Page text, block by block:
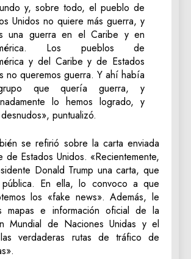
y, sobre todo, el pueblo de
Unidos no quiere más guerra, y
una guerra en el Caribe y en
Los pueblos de
y del Caribe y de Estados
no queremos guerra. Y ahí había
que quería guerra, y
lo hemos logrado, y
puntualizó.
se refirió sobre la carta enviada
de Estados Unidos. «Recientemente,
Donald Trump una carta, que
En ella, lo convoco a que
los «fake news». Además, le
mapas e información oficial de la
Mundial de Naciones Unidas y el
verdaderas rutas de tráfico de